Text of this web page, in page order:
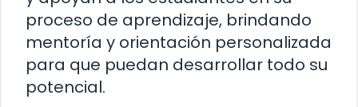
proceso de aprendizaje, brindando
mentoría y orientación personalizada
para que puedan desarrollar todo su
potencial.